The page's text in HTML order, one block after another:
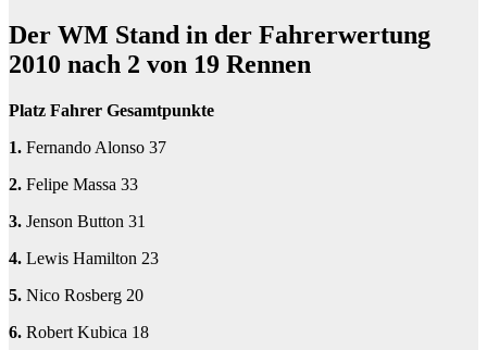
Der WM Stand in der Fahrerwertung
2010 nach 2 von 19 Rennen
Platz Fahrer Gesamtpunkte
1. Fernando Alonso 37
2. Felipe Massa 33
3. Jenson Button 31
4. Lewis Hamilton 23
5. Nico Rosberg 20
6. Robert Kubica 18